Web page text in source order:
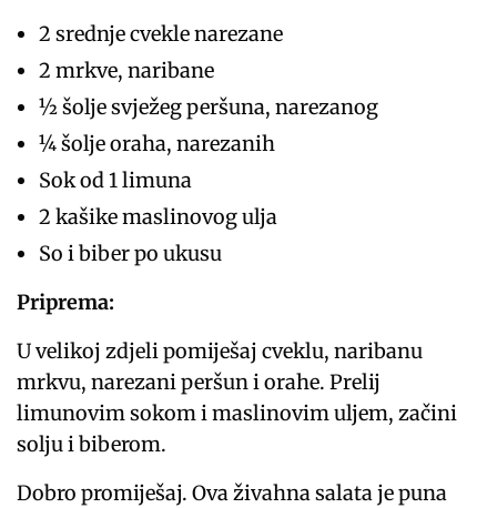
2 srednje cvekle narezane
2 mrkve, naribane
½ šolje svježeg peršuna, narezanog
¼ šolje oraha, narezanih
Sok od 1 limuna
2 kašike maslinovog ulja
So i biber po ukusu
Priprema:
U velikoj zdjeli pomiješaj cveklu, naribanu
mrkvu, narezani peršun i orahe. Prelij
limunovim sokom i maslinovim uljem, začini
solju i biberom.
Dobro promiješaj. Ova živahna salata je puna